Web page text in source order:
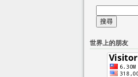
日
記
分
尋
鍵
世界上的朋友